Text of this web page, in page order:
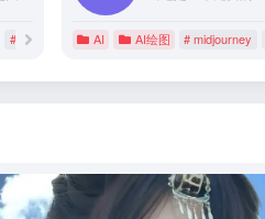
# AI视频 AI AI绘图 # midjourney